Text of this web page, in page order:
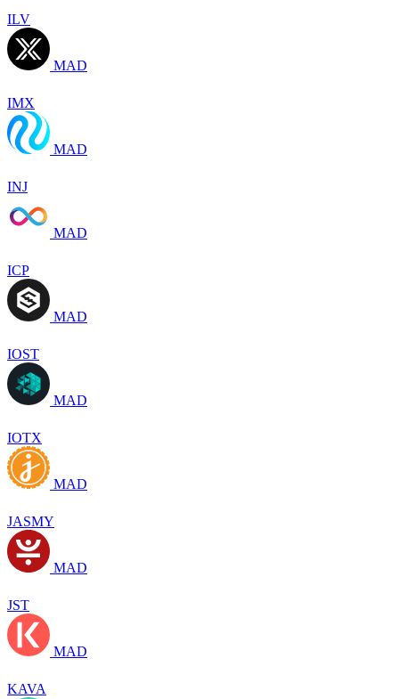
ILV
MAD
IMX
MAD
INJ
MAD
ICP
MAD
IOST
MAD
IOTX
MAD
JASMY
MAD
JST
MAD
KAVA